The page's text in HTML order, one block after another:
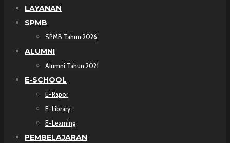
LAYANAN
SPMB
SPMB Tahun 2026
ALUMNI
Alumni Tahun 2021
E-SCHOOL
E-Rapor
E-Library
E-Learning
PEMBELAJARAN